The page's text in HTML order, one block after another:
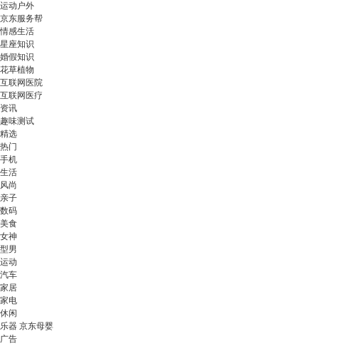
运动户外
京东服务帮
情感生活
星座知识
婚假知识
花草植物
互联网医院
互联网医疗
资讯
趣味测试
精选
热门
手机
生活
风尚
亲子
数码
美食
女神
型男
运动
汽车
家居
家电
休闲
乐器 京东母婴
广告